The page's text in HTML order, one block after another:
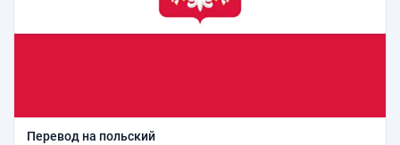
Перевод на польский